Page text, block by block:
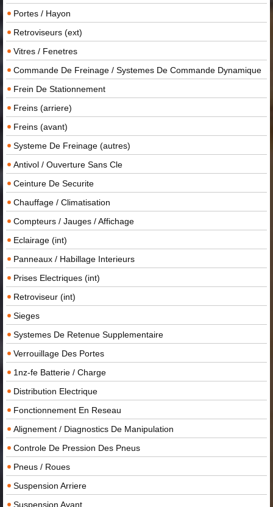
Portes / Hayon
Retroviseurs (ext)
Vitres / Fenetres
Commande De Freinage / Systemes De Commande Dynamique
Frein De Stationnement
Freins (arriere)
Freins (avant)
Systeme De Freinage (autres)
Antivol / Ouverture Sans Cle
Ceinture De Securite
Chauffage / Climatisation
Compteurs / Jauges / Affichage
Eclairage (int)
Panneaux / Habillage Interieurs
Prises Electriques (int)
Retroviseur (int)
Sieges
Systemes De Retenue Supplementaire
Verrouillage Des Portes
1nz-fe Batterie / Charge
Distribution Electrique
Fonctionnement En Reseau
Alignement / Diagnostics De Manipulation
Controle De Pression Des Pneus
Pneus / Roues
Suspension Arriere
Suspension Avant